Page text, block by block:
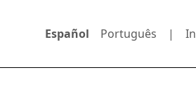
Español Português |